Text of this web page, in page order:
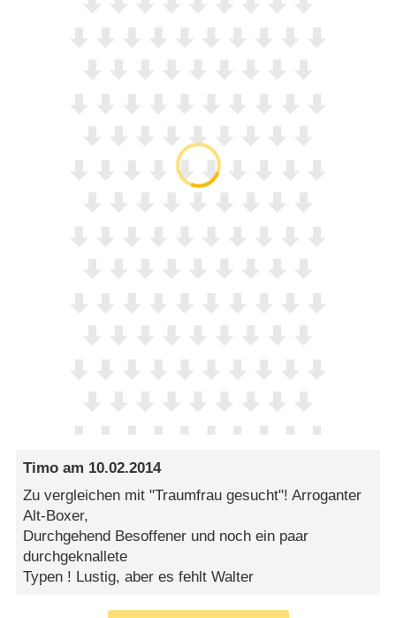
Timo am 10.02.2014
Zu vergleichen mit "Traumfrau gesucht"! Arroganter
Alt-Boxer,
Durchgehend Besoffener und noch ein paar
durchgeknallete
Typen ! Lustig, aber es fehlt Walter